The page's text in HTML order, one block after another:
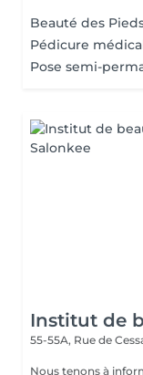
Beauté des
Pédicure
Pose semi-
Institut de
55-55A, Rue de
Nous tenons à